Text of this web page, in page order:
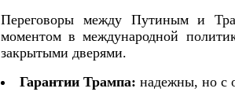
Переговоры между Путиным и
моментом в международной
закрытыми дверями.
Гарантии Трампа: надежны, но с